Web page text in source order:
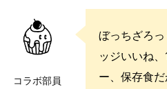
コラボ部員
ぼっちざろ
ッジいいね
ー、保存食